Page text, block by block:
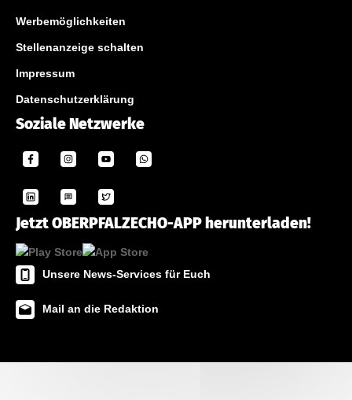
Werbemöglichkeiten
Stellenanzeige schalten
Impressum
Datenschutzerklärung
Soziale Netzwerke
Jetzt OBERPFALZECHO-APP herunterladen!
Unsere News-Services für Euch
Mail an die Redaktion